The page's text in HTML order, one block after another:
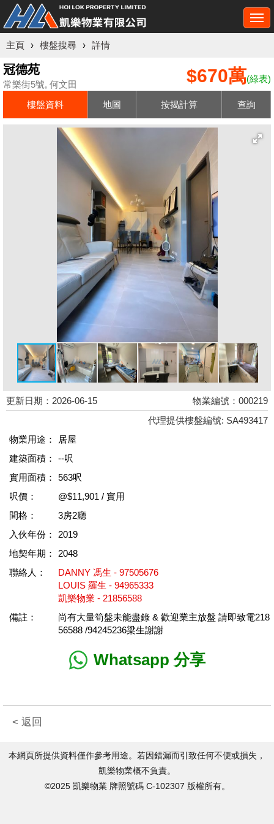
主頁 › 樓盤搜尋 › 詳情
冠德苑
常樂街5號, 何文田 $670萬(綠表)
樓盤資料 地圖 按揭計算 查詢
更新日期：2026-06-15
物業編號：000219
代理提供樓盤編號: SA493417
物業用途：
居屋
建築面積：
--呎
實用面積：
563呎
呎價：
@$11,901 / 實用
間格：
3房2廳
入伙年份：
2019
地契年期：
2048
聯絡人：
DANNY 馮生 - 97505676
LOUIS 羅生 - 94965333
凱樂物業 - 21856588
備註：
尚有大量筍盤未能盡錄 & 歡迎業主放盤 請即致電218
56588 /94245236梁生謝謝
Whatsapp 分享
< 返回
本網頁所提供資料僅作參考用途。若因錯漏而引致任何不便或損失，
凱樂物業概不負責。
©2025 凱樂物業 牌照號碼 C-102307 版權所有。